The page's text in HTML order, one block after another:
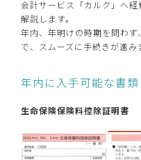
会計サービス「カルク」へ
解説します。
年内、年明けの時期を問わ
で、スムーズに手続きが進み
年内に入手可能な書類
生命保険保険料控除証明書